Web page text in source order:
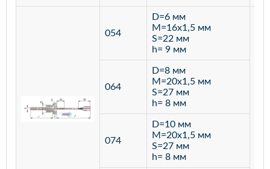
054
D=6 мм
M=16х1,5 мм
S=22 мм
h= 9 мм
064
D=8 мм
M=20х1,5 мм
S=27 мм
h= 8 мм
074
D=10 мм
M=20х1,5 мм
S=27 мм
h= 8 мм